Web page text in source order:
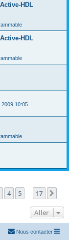
HDL
HDL
2009 10:05
4 5 17
Aller
Nous contacter